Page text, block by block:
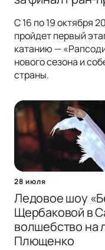
С 16 по 19 октября
пройдет первый
катанию —
нового сезона и
страны.
28 июля
Ледовое шоу
Щербаковой в
волшебство на
Плющенко